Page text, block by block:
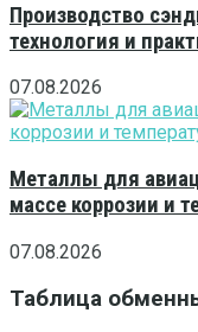
Производство
технология и
07.08.2026
Металлы для
массе коррозии и
07.08.2026
Таблица